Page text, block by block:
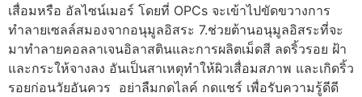
เสื่อมหรือ อัลไซน์เมอร์ โดยที่ OPCs จะเข้าไปขัดขวางการ
ทำลายเซลล์สมองจากอนุมูลอิสระ 7.ช่วยต้านอนุมูลอิสระที่จะ
มาทำลายคอลลาเจนอิลาสตินและการผลิตเม็ดสี ลดริ้วรอย ฝ้า
และกระให้จางลง อันเป็นสาเหตุทำให้ผิวเสื่อมสภาพ และเกิดริ้ว
รอยก่อนวัยอันควร อย่าลืมกดไลค์ กดแชร์ เพื่อรับความรู้ดีดี